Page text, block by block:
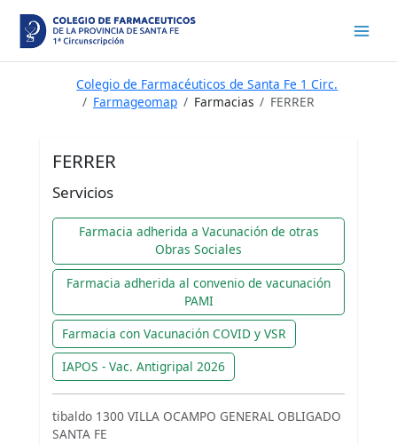
contenido
Colegio de Farmacéuticos de Santa Fe 1 Circ.
Farmageomap
Farmacias FERRER
FERRER
Servicios
Farmacia adherida a Vacunación de otras
Obras Sociales
Farmacia adherida al convenio de vacunación
PAMI
Farmacia con Vacunación COVID y VSR
IAPOS - Vac. Antigripal 2026
tibaldo 1300 VILLA OCAMPO GENERAL OBLIGADO
SANTA FE